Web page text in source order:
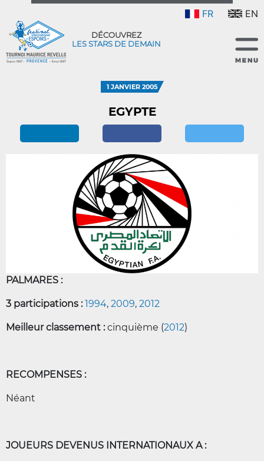
FR EN
DÉCOUVREZ
LES STARS DE DEMAIN
1 JANVIER 2005
EGYPTE
PALMARES :
3 participations : 1994, 2009, 2012
Meilleur classement :cinquième (2012)
RECOMPENSES :
Néant
JOUEURS DEVENUS INTERNATIONAUX A :